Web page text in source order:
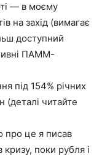
— в моєму
на захід (вимагає
доступний
ПАММ-
під 154% річних
читайте
про це я писав
кризу, поки рубля і